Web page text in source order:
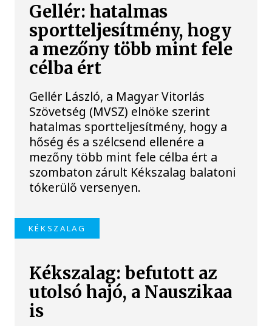
Gellér: hatalmas
sportteljesítmény, hogy
a mezőny több mint fele
célba ért
Gellér László, a Magyar Vitorlás
Szövetség (MVSZ) elnöke szerint
hatalmas sportteljesítmény, hogy a
hőség és a szélcsend ellenére a
mezőny több mint fele célba ért a
szombaton zárult Kékszalag balatoni
tókerülő versenyen.
KÉKSZALAG
Kékszalag: befutott az
utolsó hajó, a Nauszikaa
is